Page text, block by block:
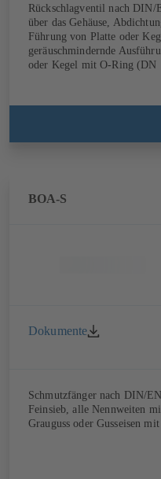
Rückschlagventil nach
über das Gehäuse,
Führung von Platte oder
geräuschmindernde
oder Kegel mit O-Ring (DN
BOA-S
Dokumente
Schmutzfänger nach DIN/
Feinsieb, alle Nennweiten
Grauguss oder Gusseisen